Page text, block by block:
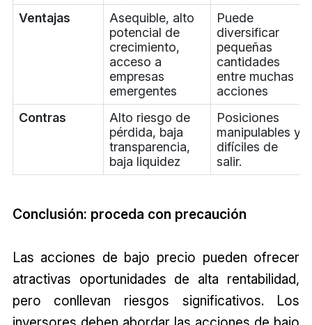
Ventajas
Asequible, alto
potencial de
crecimiento,
acceso a
empresas
emergentes
Puede
diversificar
pequeñas
cantidades
entre muchas
acciones
Contras
Alto riesgo de
pérdida, baja
transparencia,
baja liquidez
Posiciones
manipulables y
difíciles de
salir.
Conclusión: proceda con precaución
Las acciones de bajo precio pueden ofrecer
atractivas oportunidades de alta rentabilidad,
pero conllevan riesgos significativos. Los